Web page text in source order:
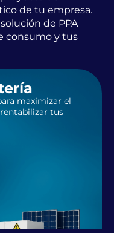
de tu empresa.
de PPA
consumo y tus
maximizar el
tus